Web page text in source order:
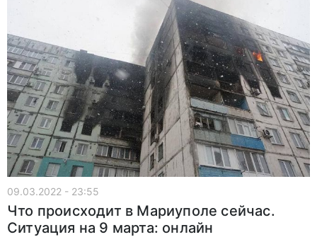
09.03.2022 - 23:55
Что происходит в Мариуполе сейчас.
Ситуация на 9 марта: онлайн